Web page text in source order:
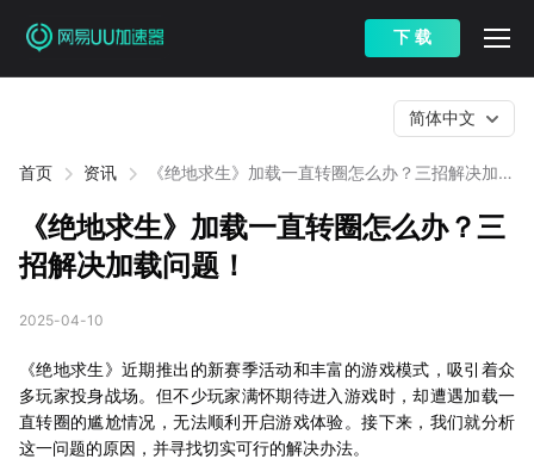
下 载
首页 资讯
《绝地求生》加载一直转圈怎么办？三招解决加载
简体中文
《绝地求生》加载一直转圈怎么办？三
招解决加载问题！
2025-04-10
《绝地求生》近期推出的新赛季活动和丰富的游戏模式，吸引着众
多玩家投身战场。但不少玩家满怀期待进入游戏时，却遭遇加载一
直转圈的尴尬情况，无法顺利开启游戏体验。接下来，我们就分析
这一问题的原因，并寻找切实可行的解决办法。